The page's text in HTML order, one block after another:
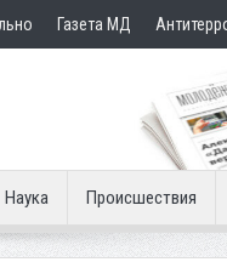
Газета МД
Наука Происшествия